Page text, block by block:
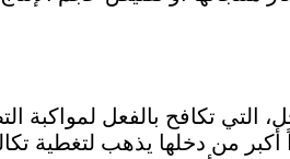
التي تكافح بالفعل لمواكبة
من دخلها يذهب لتغطية